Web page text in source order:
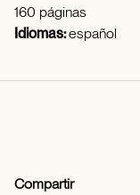
160 páginas
Idiomas:español
Compartir